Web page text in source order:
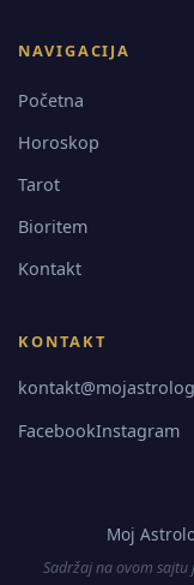
NAVIGACIJA
Početna
Horoskop
Tarot
Bioritem
Kontakt
KONTAKT
FacebookInstagram
Moj
Sadržaj na ovom